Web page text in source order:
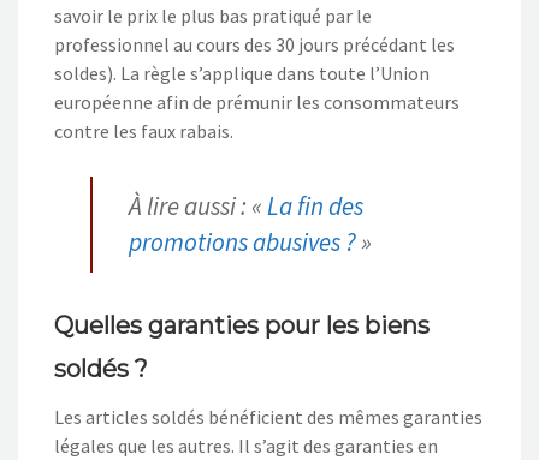
savoir le prix le plus bas pratiqué par le
professionnel au cours des 30 jours précédant les
soldes). La règle s’applique dans toute l’Union
européenne afin de prémunir les consommateurs
contre les faux rabais.
À lire aussi : «La fin des
promotions abusives ?»
Quelles garanties pour les biens
soldés ?
Les articles soldés bénéficient des mêmes garanties
légales que les autres. Il s’agit des garanties en